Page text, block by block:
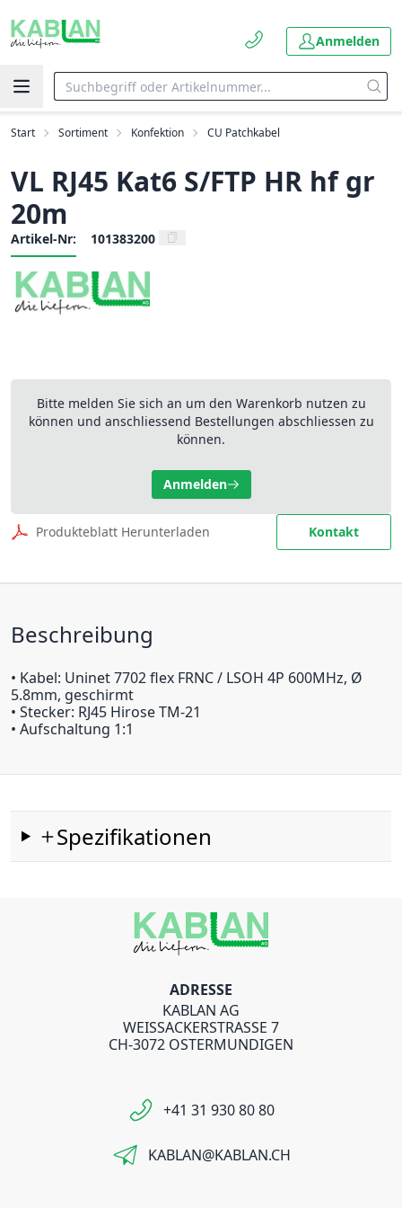
Anmelden
Start Sortiment Konfektion CU Patchkabel
VL RJ45 Kat6 S/FTP HR hf gr
20m
Artikel-Nr: 101383200
Bitte melden Sie sich an um den Warenkorb nutzen zu
können und anschliessend Bestellungen abschliessen zu
können.
Anmelden
Produkteblatt Herunterladen Kontakt
Beschreibung
• Kabel: Uninet 7702 flex FRNC / LSOH 4P 600MHz, Ø
5.8mm, geschirmt
• Stecker: RJ45 Hirose TM-21
• Aufschaltung 1:1
Spezifikationen
ADRESSE
KABLAN AG
WEISSACKERSTRASSE 7
CH-3072 OSTERMUNDIGEN
+41 31 930 80 80
KABLAN@KABLAN.CH